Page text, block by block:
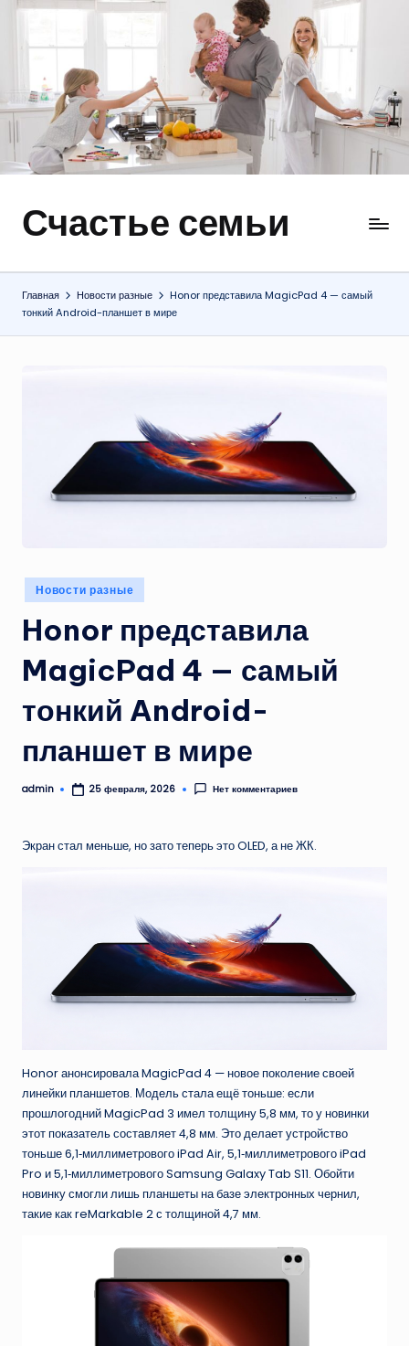
содержимому
Счастье семьи
Быт,
отношения
Главная Новости разные
Honor представила MagicPad 4 — самый
тонкий Android-планшет в мире
Опубликовано
в
Новости разные
Honor представила
MagicPad 4 — самый
тонкий Android-
планшет в мире
Запись
admin 25 февраля, 2026 Нет комментариев
Экран стал меньше, но зато теперь это OLED, а не ЖК.
Honor анонсировала MagicPad 4 — новое поколение своей
линейки планшетов. Модель стала ещё тоньше: если
прошлогодний MagicPad 3 имел толщину 5,8 мм, то у новинки
этот показатель составляет 4,8 мм. Это делает устройство
тоньше 6,1‑миллиметрового iPad Air, 5,1‑миллиметрового iPad
Pro и 5,1‑миллиметрового Samsung Galaxy Tab S11. Обойти
новинку смогли лишь планшеты на базе электронных чернил,
такие как reMarkable 2 с толщиной 4,7 мм.